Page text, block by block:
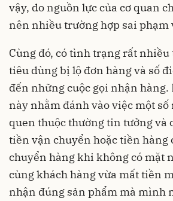
vậy, do nguồn lực của cơ quan
nên nhiều trường hợp sai phạm
Cùng đó, có tình trạng rất
tiêu dùng bị lộ đơn hàng và số
đến những cuộc gọi nhận hàng.
này nhằm đánh vào việc một
quen thuộc thường tin tưởng và
tiền vận chuyển hoặc tiền hàng
chuyển hàng khi không có mặt
cùng khách hàng vừa mất tiền
nhận đúng sản phẩm mà mình